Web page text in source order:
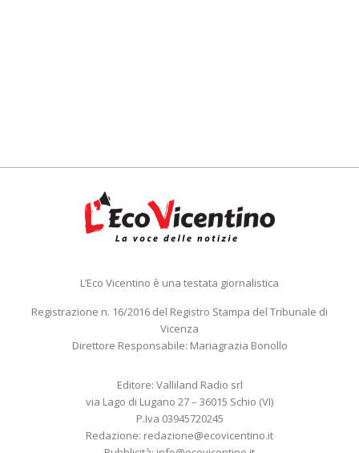
L’Eco Vicentino è una testata giornalistica
Registrazione n. 16/2016 del Registro Stampa del Tribunale di
Vicenza
Direttore Responsabile: Mariagrazia Bonollo
Editore: Valliland Radio srl
via Lago di Lugano 27 – 36015 Schio (VI)
P.Iva 03945720245
Redazione: redazione@ecovicentino.it